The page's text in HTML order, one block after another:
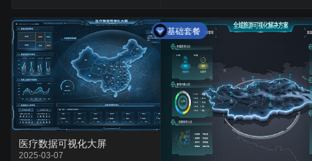
基础套餐
医疗数据可视化大屏
2025-03-07